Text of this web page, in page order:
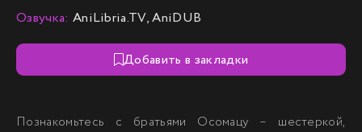
Озвучка: AniLibria.TV, AniDUB
Добавить в закладки
Познакомьтесь с братьями Осомацу – шестеркой,